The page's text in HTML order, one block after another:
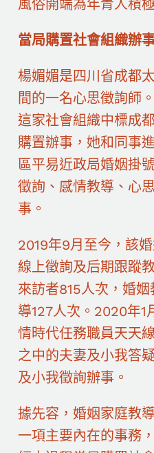
風俗開端為年青人積
當局購置社會組織辦
楊媚媚是四川省成都
間的一名心思徵詢師
這家社會組織中標成
購置辦事，她和同事
區平易近政局婚姻掛
徵詢、感情教導、心
事。
2019年9月至今，該
線上徵詢及后期跟蹤
來訪者815人次，婚
導127人次。2020年1
情時代任務職員天天
之中的夫妻及小我答
及小我徵詢辦事。
據先容，婚姻家庭教
一項主要內在的事務